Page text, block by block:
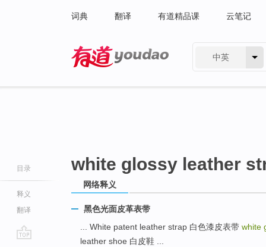
词典 翻译 有道精品课 云笔记
中英
目录
释义
翻译
white glossy leather
网络释义
黑色光面皮革表带
... White patent leather strap 白色漆皮表带 white
leather shoe 白皮鞋 ...